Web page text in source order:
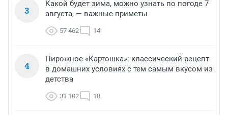
3
Какой будет зима, можно узнать по погоде 7
августа, — важные приметы
57 462 14
4
Пирожное «Картошка»: классический рецепт
в домашних условиях с тем самым вкусом из
детства
31 102 18